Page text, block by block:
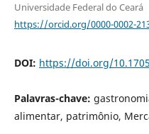
Universidade Federal do Ceará
https://orcid.org/0000-0002-
DOI: https://doi.org/
Palavras-chave:
alimentar, patrimônio,